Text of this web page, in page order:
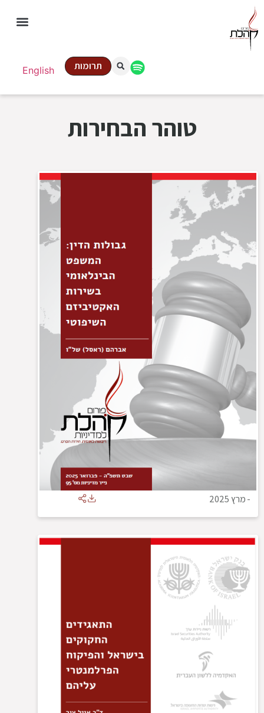
English תרומות
טוהר הבחירות
-מרץ 2025